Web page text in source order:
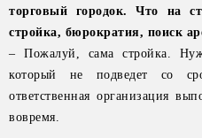
торговый городок. Что на
стройка, бюрократия, поиск
– Пожалуй, сама стройка.
который не подведет со
ответственная организация
вовремя.